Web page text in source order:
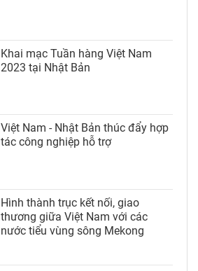
Khai mạc Tuần hàng Việt Nam
2023 tại Nhật Bản
Việt Nam - Nhật Bản thúc đẩy hợp
tác công nghiệp hỗ trợ
Hình thành trục kết nối, giao
thương giữa Việt Nam với các
nước tiểu vùng sông Mekong